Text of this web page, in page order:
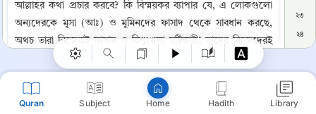
Quran Subject Home Hadith Library
আল্লাহর কথা প্রচার করবে? কি বিস্ময়কর ব্যাপার যে, এ লোকগুলো
অন্যদেরকে মূসা (আঃ) ও মুমিনদের ফাসাদ থেকে সাবধান করছে,
অথচ তারা নিজেরাই ফাসাদ ও বিশৃংখলা সৃষ্টিকারী! তাদের নিজেদেরই
খবর নেই! কেউ কেউ বলেন যে, (আরবী)–এর (আরবী) অক্ষরটি
এখানে ‘এবং’ -এর অর্থ প্রকাশক নয়, বরং (আরবী)-এর অর্থ প্রকাশ
করছে। ভাবার্থ হচ্ছে - “হে ফিরাউন! আপনি কি মূসা (আঃ) -কে এই
অনুমতি দিয়েছেন যে, সে বিশৃংখলা সৃষ্টি করে বেড়াবে, অথচ সে
২৩
২৪
২৬